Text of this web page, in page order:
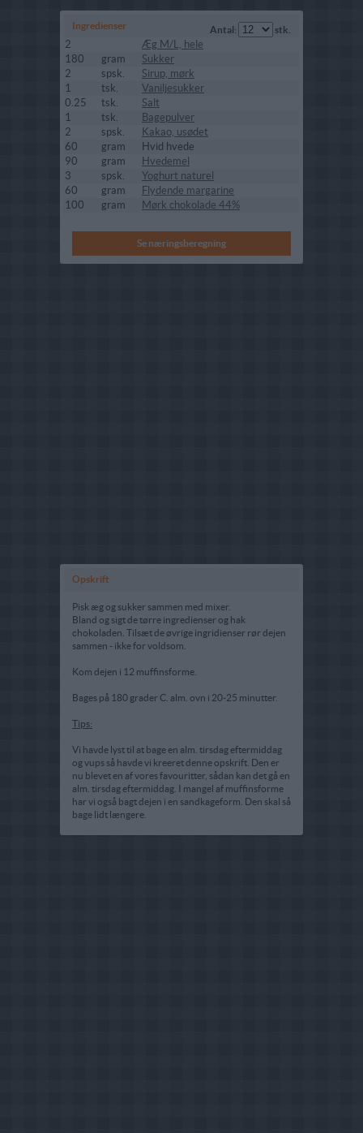
Ingredienser Antal: stk.
2
Æg M/L, hele
180
gram
Sukker
2
spsk.
Sirup, mørk
1
tsk.
Vaniljesukker
0.25
tsk.
Salt
1
tsk.
Bagepulver
2
spsk.
Kakao, usødet
60
gram
Hvid hvede
90
gram
Hvedemel
3
spsk.
Yoghurt naturel
60
gram
Flydende margarine
100
gram Mørk chokolade 44%
Se næringsberegning
Opskrift
Pisk æg og sukker sammen med mixer.
Bland og sigt de tørre ingredienser og hak
chokoladen. Tilsæt de øvrige ingridienser rør dejen
sammen - ikke for voldsom.
Kom dejen i 12 muffinsforme.
Bages på 180 grader C. alm. ovn i 20-25 minutter.
Tips:
Vi havde lyst til at bage en alm. tirsdag eftermiddag
og vups så havde vi kreeret denne opskrift. Den er
nu blevet en af vores favouritter, sådan kan det gå en
alm. tirsdag eftermiddag. I mangel af muffinsforme
har vi også bagt dejen i en sandkageform. Den skal så
bage lidt længere.